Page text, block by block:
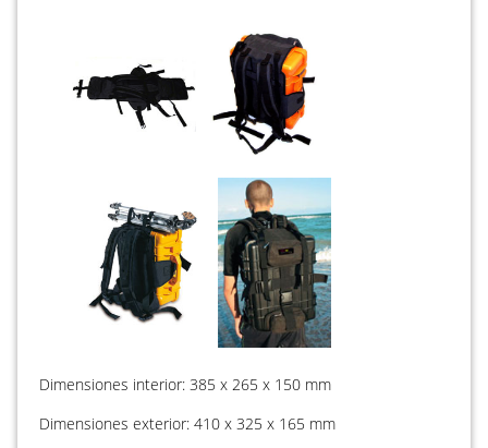
Dimensiones interior: 385 x 265 x 150 mm
Dimensiones exterior: 410 x 325 x 165 mm